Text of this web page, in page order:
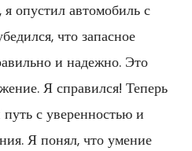
опустил автомобиль с
что запасное
и надежно. Это
Я справился! Теперь
с уверенностью и
Я понял, что умение